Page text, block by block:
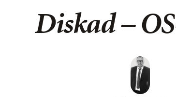
Diskad –